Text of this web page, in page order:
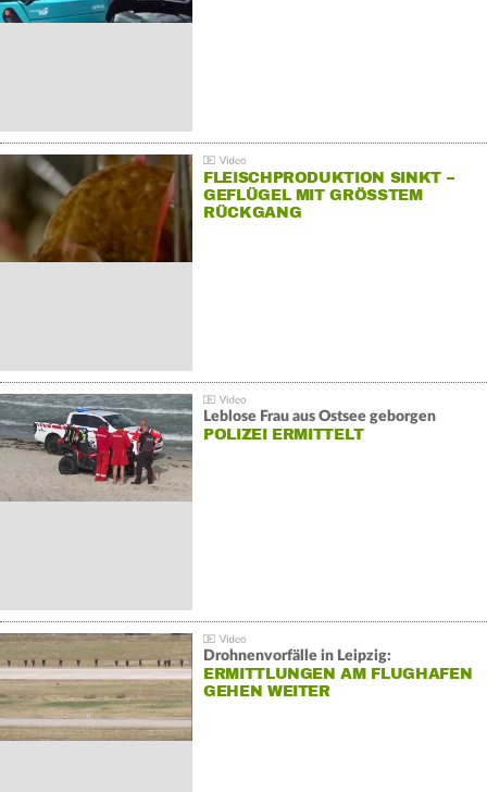
FLEISCHPRODUKTION SINKT –
GEFLÜGEL MIT GRÖSSTEM R
ÜCKGANG
Leblose Frau aus Ostsee geborgen
POLIZEI ERMITTELT
Drohnenvorfälle in Leipzig:
ERMITTLUNGEN AM FLUGHAFEN
GEHEN WEITER